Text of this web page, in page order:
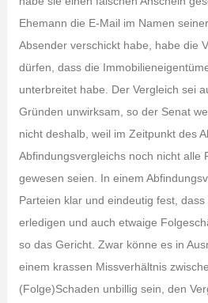
Ehemann die E-Mail im Namen
Absender verschickt habe, habe die
dürfen, dass die
unterbreitet habe. Der Vergleich sei
Gründen unwirksam, so der Senat
nicht deshalb, weil im Zeitpunkt des
Abfindungsvergleichs noch nicht alle
gewesen seien. In einem
Parteien klar und eindeutig fest,
erledigen und auch etwaige
so das Gericht. Zwar könne es in
einem krassen Missverhältnis
(Folge)Schaden unbillig sein, den